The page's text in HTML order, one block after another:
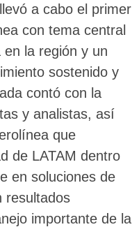
a cabo el primer
con tema central
la región y un
sostenido y
contó con la
y analistas, así
que
de LATAM dentro
en soluciones de
resultados
importante de la